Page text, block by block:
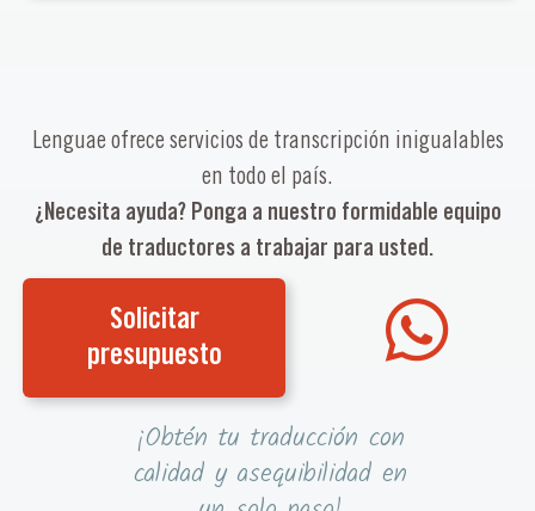
Lenguae ofrece servicios de transcripción inigualables
en todo el país.
¿Necesita ayuda? Ponga a nuestro formidable equipo
de traductores a trabajar para usted.
Solicitar
presupuesto
¡Obtén tu traducción con
calidad y asequibilidad en